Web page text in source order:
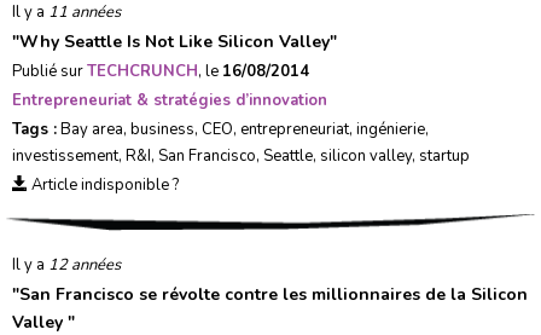
Il y a 11 années
"Why Seattle Is Not Like Silicon Valley"
Publié surTECHCRUNCH, le 16/08/2014
Entrepreneuriat & stratégies d’innovation
Tags :Bay area, business, CEO, entrepreneuriat, ingénierie,
investissement, R&I, San Francisco, Seattle, silicon valley, startup
Article indisponible ?
Il y a 12 années
"San Francisco se révolte contre les millionnaires de la Silicon
Valley "